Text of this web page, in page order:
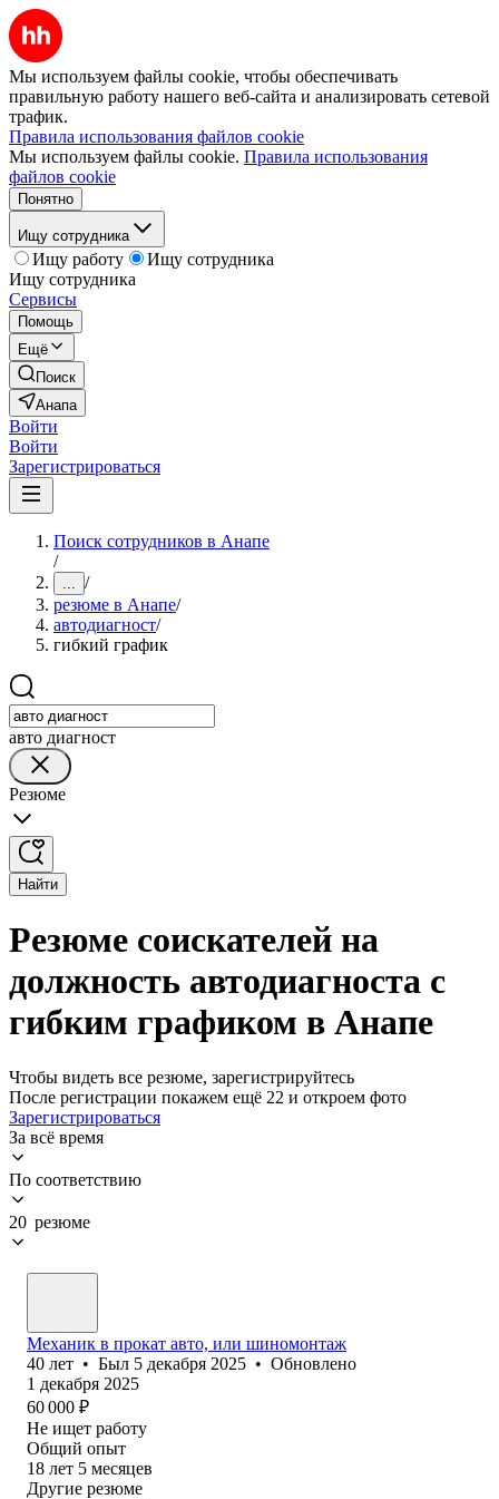
Мы используем файлы cookie, чтобы обеспечивать
правильную работу нашего веб-сайта и анализировать сетевой
трафик.
Правила использования файлов cookie
Мы используем файлы cookie. Правила использования
файлов cookie
Понятно
Ищу сотрудника
Ищу работу
Ищу сотрудника
Ищу сотрудника
Сервисы
Помощь
Ещё
Поиск
Анапа
Войти
Войти
Зарегистрироваться
Поиск сотрудников в Анапе
/
... /
резюме в Анапе/
автодиагност/
гибкий график
авто диагност
Резюме
Найти
Резюме соискателей на
должность автодиагноста с
гибким графиком в Анапе
Чтобы видеть все резюме, зарегистрируйтесь
После регистрации покажем ещё 22 и откроем фото
Зарегистрироваться
За всё время
По соответствию
20 резюме
Механик в прокат авто, или шиномонтаж
40 лет • Был 5 декабря 2025 • Обновлено
1 декабря 2025
60 000 ₽
Не ищет работу
Общий опыт
18 лет 5 месяцев
Другие резюме